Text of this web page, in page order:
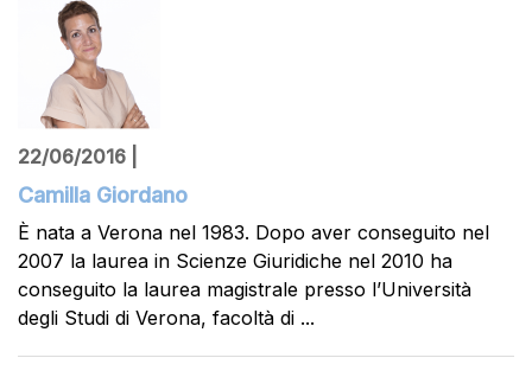
22/06/2016 |
Camilla Giordano
È nata a Verona nel 1983. Dopo aver conseguito nel
2007 la laurea in Scienze Giuridiche nel 2010 ha
conseguito la laurea magistrale presso l’Università
degli Studi di Verona, facoltà di ...